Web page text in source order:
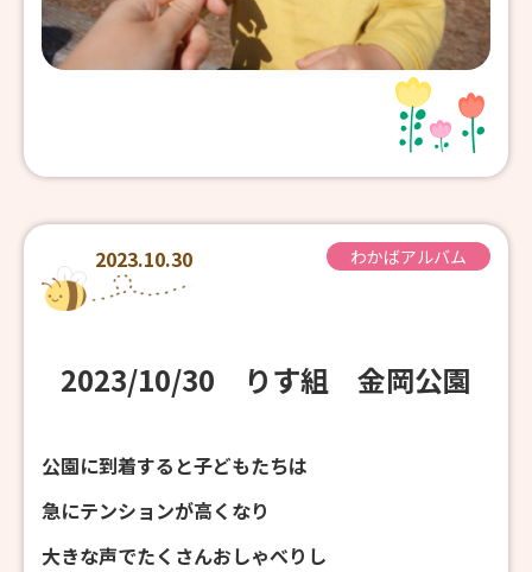
2023.10.30 わかばアルバム
2023/10/30 りす組 金岡公園
公園に到着すると子どもたちは
急にテンションが高くなり
大きな声でたくさんおしゃべりし